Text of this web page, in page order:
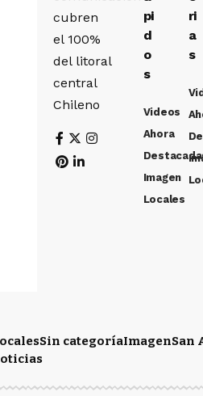
cubren
el 100%
del litoral
central
Chileno
pi
d
o
s
Videos
Ahora
Imagen
Locales
ri
a
s
Sin categoríaImagenSan